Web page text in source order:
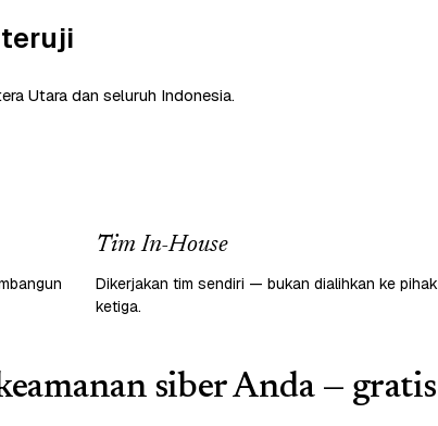
Utara dan seluruh Indonesia.
Tim In-House
Dikerjakan tim sendiri — bukan dialihkan ke pihak
ketiga.
siber Anda — gratis